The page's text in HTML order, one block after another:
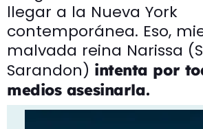
llegar a la Nueva York
contemporánea. Eso,
malvada reina Narissa
Sarandon) intenta por
medios asesinarla.